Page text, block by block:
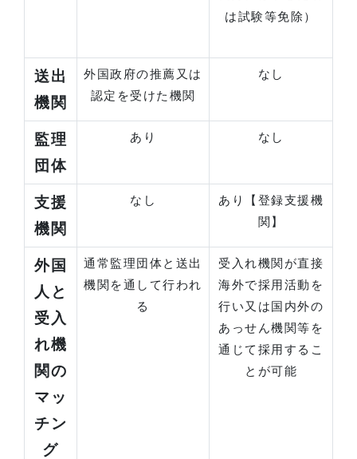
は試験等免除）
送出
機関
外国政府の推薦又は
認定を受けた機関
なし
監理
団体
あり なし
支援
機関
なし
あり【登録支援機
関】
外国
人と
受入
れ機
関の
マッ
チン
グ
通常監理団体と送出
機関を通して行われ
る
受入れ機関が直接
海外で採用活動を
行い又は国内外の
あっせん機関等を
通じて採用するこ
とが可能